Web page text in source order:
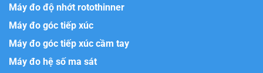
Máy đo độ nhớt rotothinner
Máy đo góc tiếp xúc
Máy đo góc tiếp xúc cầm tay
Máy đo hệ số ma sát